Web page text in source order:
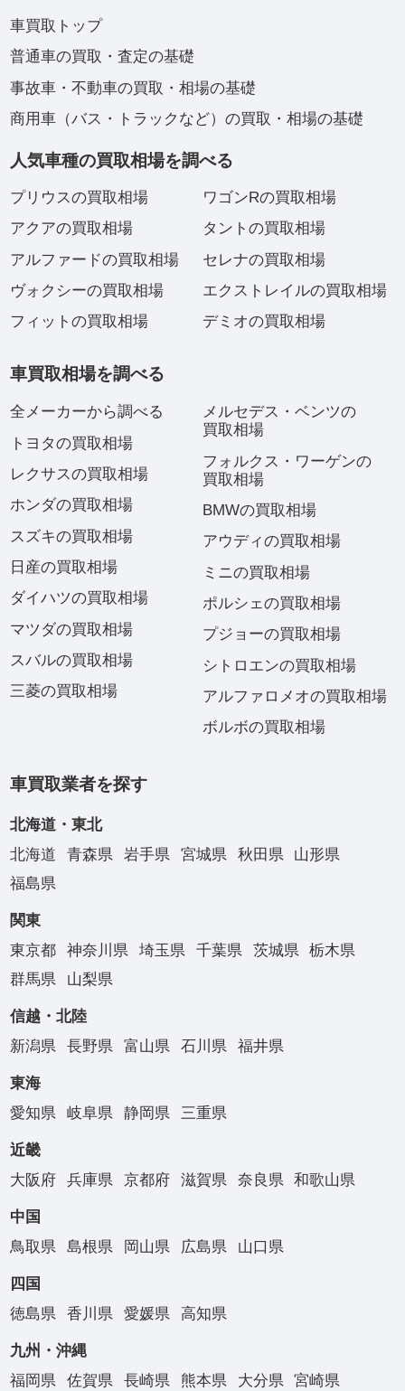
車買取トップ
普通車の買取・査定の基礎
事故車・不動車の買取・相場の基礎
商用車（バス・トラックなど）の買取・相場の基礎
人気車種の買取相場を調べる
プリウスの買取相場
アクアの買取相場
アルファードの買取相場
ヴォクシーの買取相場
フィットの買取相場
ワゴンRの買取相場
タントの買取相場
セレナの買取相場
エクストレイルの買取相場
デミオの買取相場
車買取相場を調べる
全メーカーから調べる
トヨタの買取相場
レクサスの買取相場
ホンダの買取相場
スズキの買取相場
日産の買取相場
ダイハツの買取相場
マツダの買取相場
スバルの買取相場
三菱の買取相場
メルセデス・ベンツの
買取相場
フォルクス・ワーゲンの
買取相場
BMWの買取相場
アウディの買取相場
ミニの買取相場
ポルシェの買取相場
プジョーの買取相場
シトロエンの買取相場
アルファロメオの買取相場
ボルボの買取相場
車買取業者を探す
北海道・東北
北海道
青森県 岩手県 宮城県 秋田県
山形県
福島県
関東
東京都
神奈川県 埼玉県 千葉県 茨城県
栃木県
群馬県
山梨県
信越・北陸
新潟県
長野県 富山県 石川県 福井県
東海
愛知県
岐阜県 静岡県 三重県
近畿
大阪府
兵庫県 京都府 滋賀県 奈良県 和歌山県
中国
鳥取県
島根県 岡山県 広島県 山口県
四国
徳島県
香川県 愛媛県 高知県
九州・沖縄
福岡県
佐賀県 長崎県 熊本県 大分県
宮崎県